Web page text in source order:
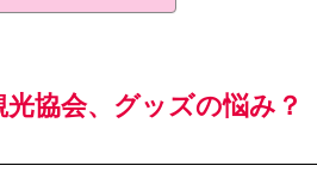
光協会、グッズの悩み？